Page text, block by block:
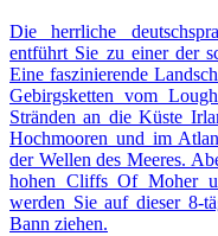
Die herrliche
entführt Sie zu einer der
Eine faszinierende
Gebirgsketten vom
Stränden an die Küste
Hochmooren und im
der Wellen des Meeres.
hohen Cliffs Of Moher
werden Sie auf dieser 8-
Bann ziehen.